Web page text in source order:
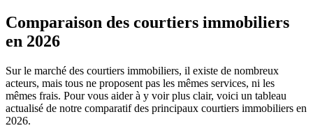
Comparaison des courtiers immobiliers
en 2026
Sur le marché des courtiers immobiliers, il existe de nombreux
acteurs, mais tous ne proposent pas les mêmes services, ni les
mêmes frais. Pour vous aider à y voir plus clair, voici un tableau
actualisé de notre comparatif des principaux courtiers immobiliers en
2026.